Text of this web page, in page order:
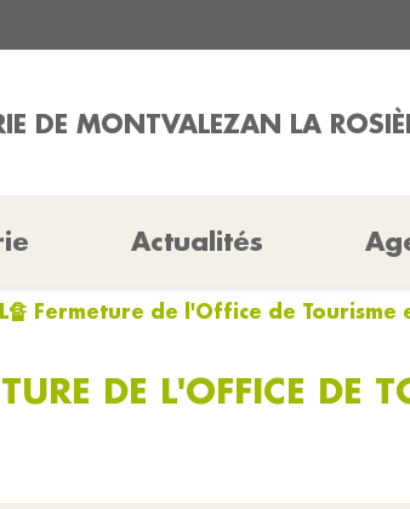
DE MONTVALEZAN LA
Actualités
Fermeture de l'Office de Tourisme
DE L'OFFICE DE